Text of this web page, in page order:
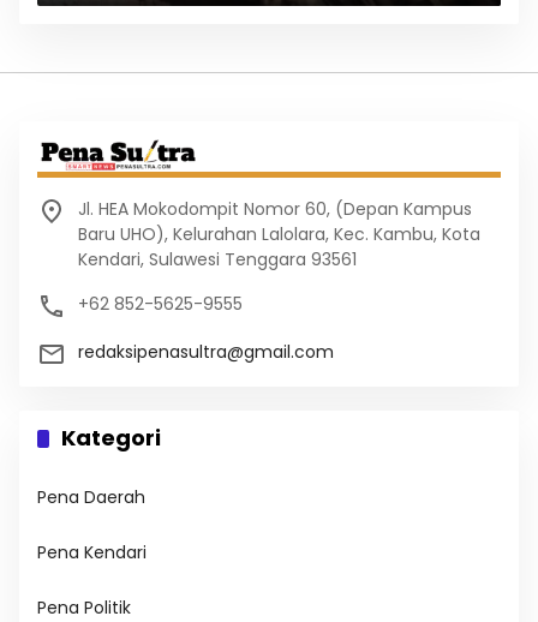
Jl. HEA Mokodompit Nomor 60, (Depan Kampus
Baru UHO), Kelurahan Lalolara, Kec. Kambu, Kota
Kendari, Sulawesi Tenggara 93561
+62 852-5625-9555
redaksipenasultra@gmail.com
Kategori
Pena Daerah
Pena Kendari
Pena Politik